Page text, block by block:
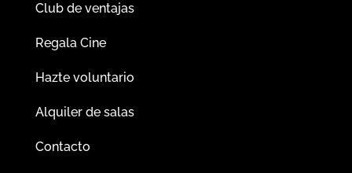
Club de ventajas
Regala Cine
Hazte voluntario
Alquiler de salas
Contacto